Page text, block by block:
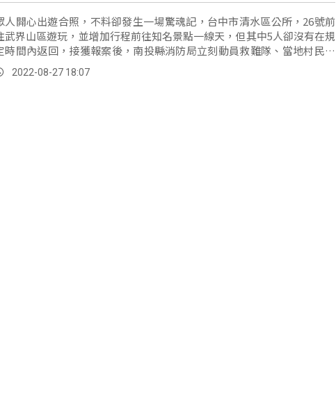
人開心出遊合照，不料卻發生一場驚魂記，台中市清水區公所，26號前
武界山區遊玩，並增加行程前往知名景點一線天，但其中5人卻沒有在規
時間內返回，接獲報案後，南投縣消防局立刻動員救難隊、當地村民跟
中...。
2022-08-27 18:07